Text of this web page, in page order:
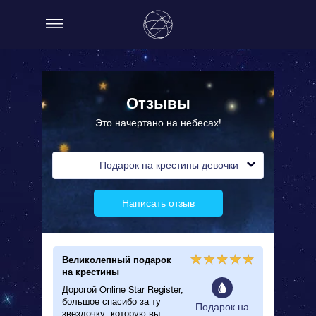
Отзывы
Это начертано на небесах!
Подарок на крестины девочки
Написать отзыв
Великолепный подарок
на крестины
Дорогой Online Star Register,
большое спасибо за ту
звездочку, которую вы
Подарок на